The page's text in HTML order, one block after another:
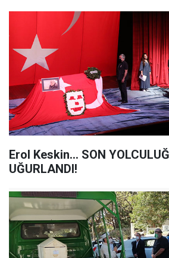
Erol Keskin... SON
UĞURLANDI!